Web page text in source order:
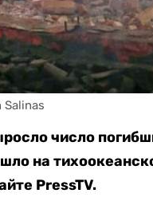
Salinas
число
на
PressTV.